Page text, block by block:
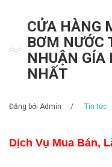
CỬA HÀNG
BƠM NƯỚC
NHUẬN GÍA
NHẤT
Đăng bởi Admin / Tin tức
Dịch Vụ Mua Bán,